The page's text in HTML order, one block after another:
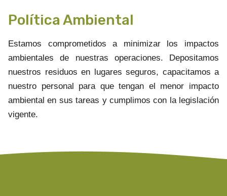
Política Ambiental
Estamos comprometidos a minimizar los impactos
ambientales de nuestras operaciones. Depositamos
nuestros residuos en lugares seguros, capacitamos a
nuestro personal para que tengan el menor impacto
ambiental en sus tareas y cumplimos con la legislación
vigente.